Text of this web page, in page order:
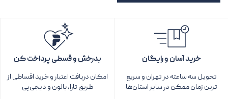
خرید آسان و رایگان
تحویل سه ساعته در تهران و سریع
ترین زمان ممکن در سایر استان‌ها
بدرخش و قسطی پرداخت کن
امکان دریافت اعتبار و خرید اقساطی از
طریق تارا، بالون و دیجی‌پی